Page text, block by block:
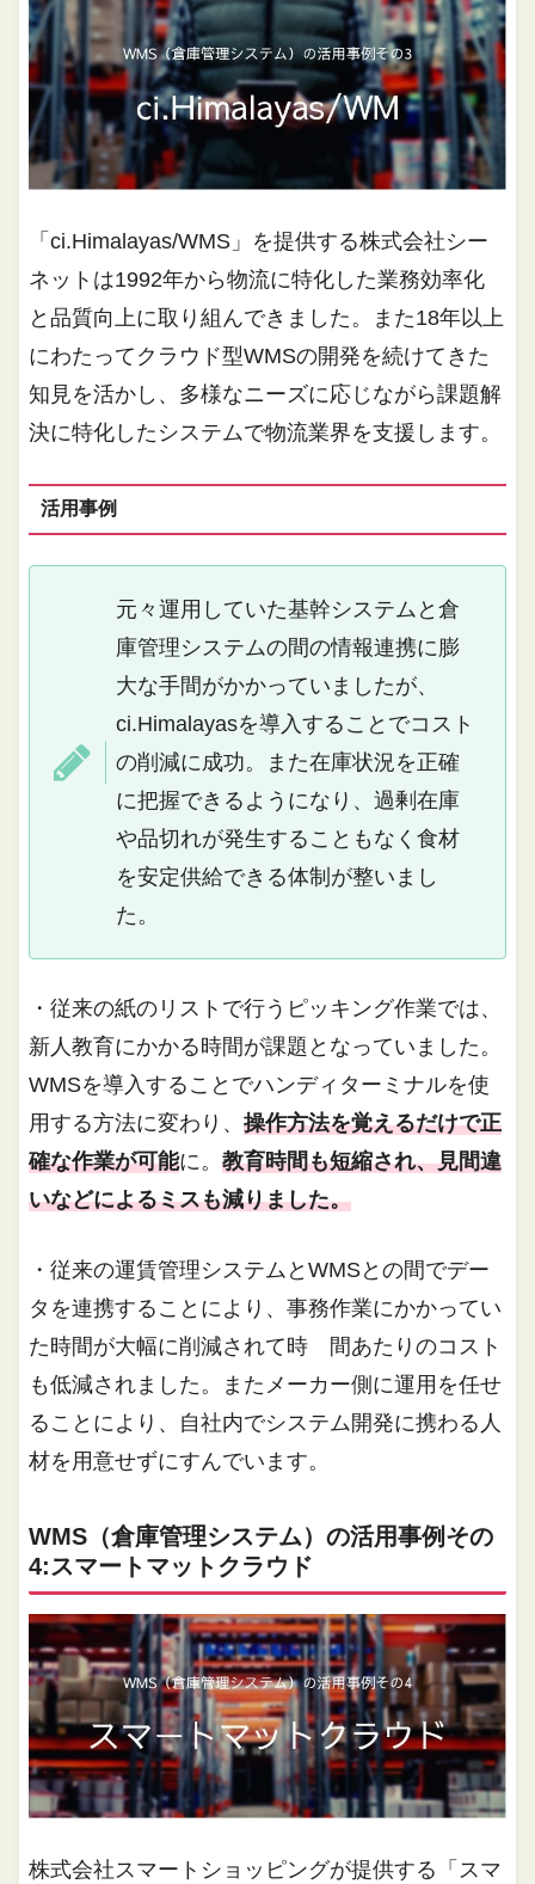
「ci.Himalayas/WMS」を提供する株式会社シー
ネットは1992年から物流に特化した業務効率化
と品質向上に取り組んできました。また18年以上
にわたってクラウド型WMSの開発を続けてきた
知見を活かし、多様なニーズに応じながら課題解
決に特化したシステムで物流業界を支援します。
活用事例
元々運用していた基幹システムと倉
庫管理システムの間の情報連携に膨
大な手間がかかっていましたが、
ci.Himalayasを導入することでコスト
の削減に成功。また在庫状況を正確
に把握できるようになり、過剰在庫
や品切れが発生することもなく食材
を安定供給できる体制が整いまし
た。
・従来の紙のリストで行うピッキング作業では、
新人教育にかかる時間が課題となっていました。
WMSを導入することでハンディターミナルを使
用する方法に変わり、操作方法を覚えるだけで正
確な作業が可能に。教育時間も短縮され、見間違
いなどによるミスも減りました。
・従来の運賃管理システムとWMSとの間でデー
タを連携することにより、事務作業にかかってい
た時間が大幅に削減されて時 間あたりのコスト
も低減されました。またメーカー側に運用を任せ
ることにより、自社内でシステム開発に携わる人
材を用意せずにすんでいます。
WMS（倉庫管理システム）の活用事例その
4:スマートマットクラウド
株式会社スマートショッピングが提供する「スマ